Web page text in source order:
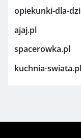
opiekunki-dla-
ajaj.pl
spacerowka.pl
kuchnia-swiata.pl